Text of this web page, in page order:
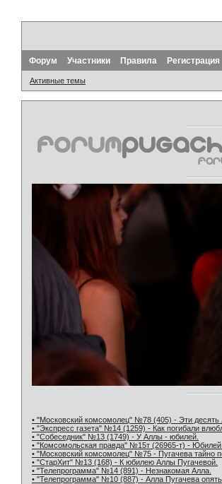
Форум Участники Правила Регистрация
Активные темы
• "Московский комсомолец" №78 (405) - Эти десять
• "Экспресс газета" №14 (1259) - Как погибали
• "Собеседник" №13 (1749) - У Аллы - юбилей.
• "Комсомольская правда" №15т (26965-т) -
• "Московский комсомолец" №75 - Пугачева тайно
• "СтарХит" №13 (168) - К юбилею Аллы Пугачевой.
• "Телепрограмма" №14 (891) - Незнакомая Алла.
• "Телепрограмма" №10 (887) - Алла Пугачева